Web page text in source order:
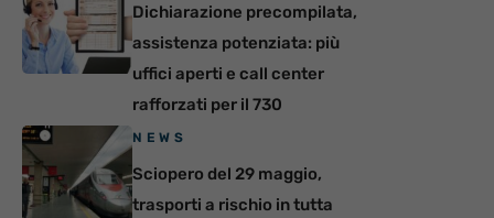
Dichiarazione precompilata,
assistenza potenziata: più
uffici aperti e call center
rafforzati per il 730
NEWS
Sciopero del 29 maggio,
trasporti a rischio in tutta